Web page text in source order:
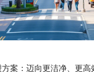
案：迈向更洁净、更高